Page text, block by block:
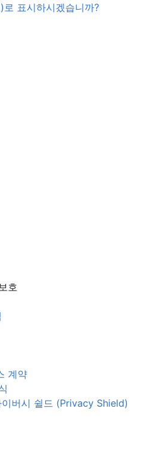
로 표시하시겠습니까?
호
계약
버시 쉴드 (Privacy Shield)